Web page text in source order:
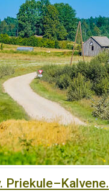
Priekule–Kalvene.